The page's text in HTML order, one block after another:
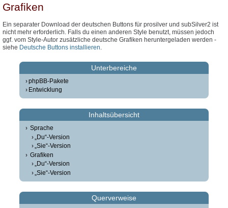
Grafiken
Ein separater Download der deutschen Buttons für prosilver und subSilver2 ist
nicht mehr erforderlich. Falls du einen anderen Style benutzt, müssen jedoch
ggf. vom Style-Autor zusätzliche deutsche Grafiken heruntergeladen werden -
siehe Deutsche Buttons installieren.
Unterbereiche
phpBB-Pakete
Entwicklung
Inhaltsübersicht
Sprache
„Du“-Version
„Sie“-Version
Grafiken
„Du“-Version
„Sie“-Version
Querverweise